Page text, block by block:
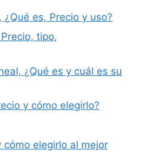
es, Precio y uso?
tipo,
¿Qué es y cuál es su
y cómo elegirlo?
cómo elegirlo al mejor